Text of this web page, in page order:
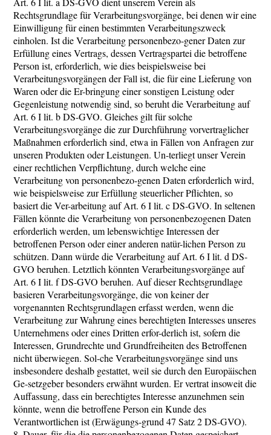
Rechtsgrundlage für Verarbeitungsvorgänge, bei denen wir eine
Einwilligung für einen bestimmten Verarbeitungszweck
einholen. Ist die Verarbeitung personenbezo-gener Daten zur
Erfüllung eines Vertrags, dessen Vertragspartei die betroffene
Person ist, erforderlich, wie dies beispielsweise bei
Verarbeitungsvorgängen der Fall ist, die für eine Lieferung von
Waren oder die Er-bringung einer sonstigen Leistung oder
Gegenleistung notwendig sind, so beruht die Verarbeitung auf
Art. 6 I lit. b DS-GVO. Gleiches gilt für solche
Verarbeitungsvorgänge die zur Durchführung vorvertraglicher
Maßnahmen erforderlich sind, etwa in Fällen von Anfragen zur
unseren Produkten oder Leistungen. Un-terliegt unser Verein
einer rechtlichen Verpflichtung, durch welche eine
Verarbeitung von personenbezo-genen Daten erforderlich wird,
wie beispielsweise zur Erfüllung steuerlicher Pflichten, so
basiert die Ver-arbeitung auf Art. 6 I lit. c DS-GVO. In seltenen
Fällen könnte die Verarbeitung von personenbezogenen Daten
erforderlich werden, um lebenswichtige Interessen der
betroffenen Person oder einer anderen natür-lichen Person zu
schützen. Dann würde die Verarbeitung auf Art. 6 I lit. d DS-
GVO beruhen. Letztlich könnten Verarbeitungsvorgänge auf
Art. 6 I lit. f DS-GVO beruhen. Auf dieser Rechtsgrundlage
basieren Verarbeitungsvorgänge, die von keiner der
vorgenannten Rechtsgrundlagen erfasst werden, wenn die
Verarbeitung zur Wahrung eines berechtigten Interesses unseres
Unternehmens oder eines Dritten erfor-derlich ist, sofern die
Interessen, Grundrechte und Grundfreiheiten des Betroffenen
nicht überwiegen. Sol-che Verarbeitungsvorgänge sind uns
insbesondere deshalb gestattet, weil sie durch den Europäischen
Ge-setzgeber besonders erwähnt wurden. Er vertrat insoweit die
Auffassung, dass ein berechtigtes Interesse anzunehmen sein
könnte, wenn die betroffene Person ein Kunde des
Verantwortlichen ist (Erwägungs-grund 47 Satz 2 DS-GVO).